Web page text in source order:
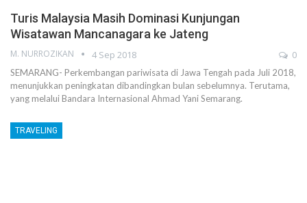
Turis Malaysia Masih Dominasi Kunjungan
Wisatawan Mancanagara ke Jateng
M. NURROZIKAN 4 Sep 2018 0
SEMARANG- Perkembangan pariwisata di Jawa Tengah pada Juli 2018,
menunjukkan peningkatan dibandingkan bulan sebelumnya. Terutama,
yang melalui Bandara Internasional Ahmad Yani Semarang.
TRAVELING